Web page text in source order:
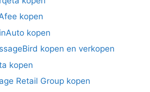
kopen
kopen
kopen en verkopen
kopen
Retail Group kopen